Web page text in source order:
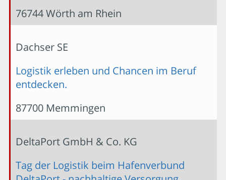
76744 Wörth am Rhein
Dachser SE
Logistik erleben und Chancen im Beruf
entdecken.
87700 Memmingen
DeltaPort GmbH & Co. KG
Tag der Logistik beim Hafenverbund